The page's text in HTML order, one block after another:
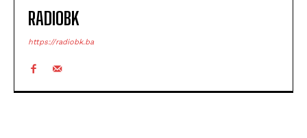
RADIOBK
https://radiobk.ba